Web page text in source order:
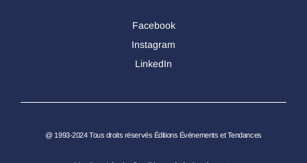
Facebook
Instagram
LinkedIn
@ 1993-2024 Tous droits réservés Éditions Événements et Tendances